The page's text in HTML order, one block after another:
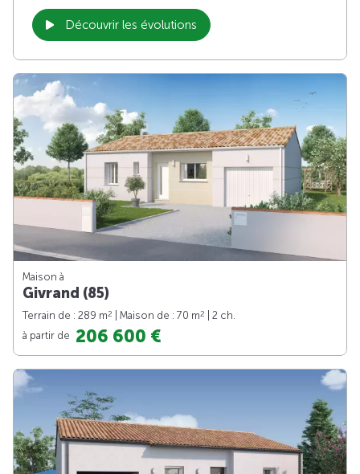
Découvrir les évolutions
Maison à
Givrand (85)
Terrain de : 289 m2 | Maison de : 70 m2
| 2 ch.
à partir de 206 600 €